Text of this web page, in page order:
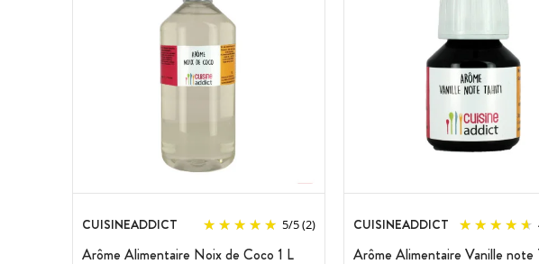
CUISINEADDICT 5/5(2)
Arôme Alimentaire Noix de Coco 1 L
CUISINEADDICT
Arôme Alimentaire Vanille note